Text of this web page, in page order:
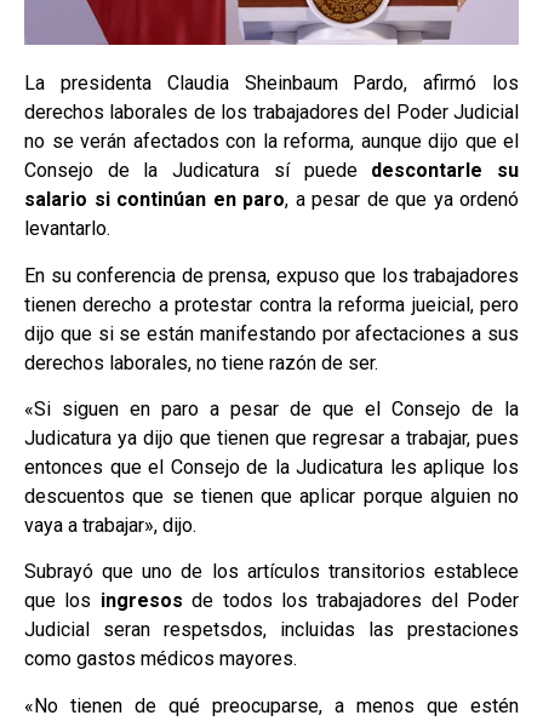
La presidenta
Claudia Sheinbaum Pardo, afirmó los
derechos laborales de los trabajadores del Poder Judicial
no se verán afectados con la reforma, aunque dijo que el
Consejo de la Judicatura sí puede descontarle su
salario si continúan en paro, a pesar de que ya ordenó
levantarlo.
En su conferencia de prensa, expuso que los trabajadores
tienen derecho a protestar contra la reforma jueicial, pero
dijo que si se están manifestando por afectaciones a sus
derechos laborales, no tiene razón de ser.
«Si siguen en paro a pesar de que el Consejo de la
Judicatura ya dijo que tienen que regresar a trabajar, pues
entonces que el Consejo de la Judicatura les aplique los
descuentos que se tienen que aplicar porque alguien no
vaya a trabajar», dijo.
Subrayó que uno de los artículos transitorios establece
que los ingresosde todos los trabajadores del Poder
Judicial seran respetsdos, incluidas las prestaciones
como gastos médicos mayores.
«No tienen de qué preocuparse, a menos que estén